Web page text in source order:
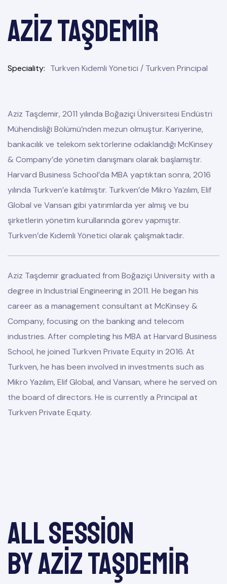
Aziz TAŞDEMİR
Speciality Turkven Kıdemli Yönetici / Turkven Principal
Aziz Taşdemir, 2011 yılında Boğaziçi Üniversitesi Endüstri
Mühendisliği Bölümü’nden mezun olmuştur. Kariyerine,
bankacılık ve telekom sektörlerine odaklandığı McKinsey
& Company’de yönetim danışmanı olarak başlamıştır.
Harvard Business School’da MBA yaptıktan sonra, 2016
yılında Turkven’e katılmıştır. Turkven’de Mikro Yazılım, Elif
Global ve Vansan gibi yatırımlarda yer almış ve bu
şirketlerin yönetim kurullarında görev yapmıştır.
Turkven’de Kıdemli Yönetici olarak çalışmaktadır.
Aziz Taşdemir graduated from Boğaziçi University with a
degree in Industrial Engineering in 2011. He began his
career as a management consultant at McKinsey &
Company, focusing on the banking and telecom
industries. After completing his MBA at Harvard Business
School, he joined Turkven Private Equity in 2016. At
Turkven, he has been involved in investments such as
Mikro Yazılım, Elif Global, and Vansan, where he served on
the board of directors. He is currently a Principal at
Turkven Private Equity.
All session
by Aziz TAŞDEMİR